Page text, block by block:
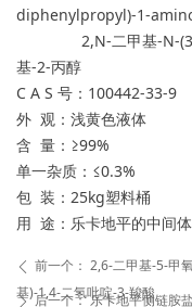
ꄲ 后一个：乐卡地平侧链胺
ꄴ 前一个： 2,6-二甲基-5-甲
基)-1,4-二氢吡啶-3-羧酸
diphenylpropyl)-1-
2,N-二甲基-N-(3,3-
基-2-丙醇
C A S 号：100442-33-9
外 观：浅黄色液体
含 量：≥99%
单一杂质：≤0.3%
包 装：25kg塑料桶
用 途：乐卡地平的中间体